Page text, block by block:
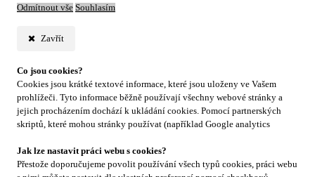
Odmítnout vše Souhlasím
Zavřít
Co jsou cookies?
Cookies jsou krátké textové informace, které jsou uloženy ve Vašem
prohlížeči. Tyto informace běžně používají všechny webové stránky a
jejich procházením dochází k ukládání cookies. Pomocí partnerských
skriptů, které mohou stránky používat (například Google analytics
Jak lze nastavit práci webu s cookies?
Přestože doporučujeme povolit používání všech typů cookies, práci webu